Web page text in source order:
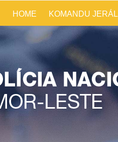
HOME KOMANDU JERÁL